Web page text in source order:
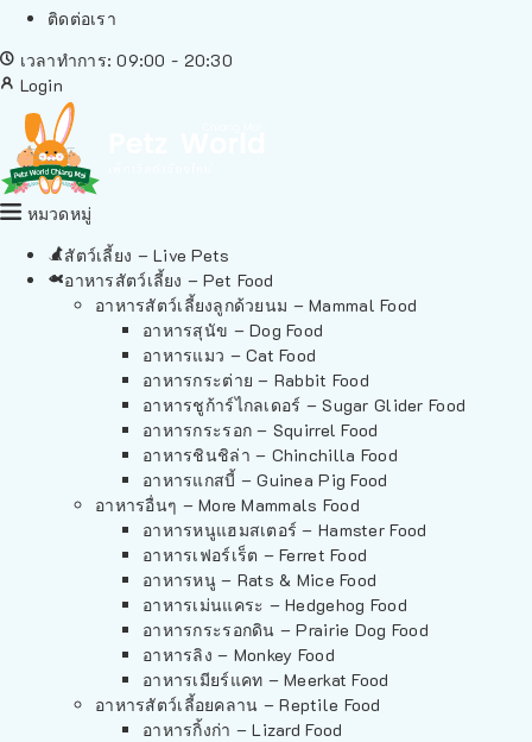
ติดต่อเรา
เวลาทำการ: 09:00 - 20:30
Login
หมวดหมู่
สัตว์เลี้ยง – Live Pets
อาหารสัตว์เลี้ยง – Pet Food
อาหารสัตว์เลี้ยงลูกด้วยนม – Mammal Food
อาหารสุนัข – Dog Food
อาหารแมว – Cat Food
อาหารกระต่าย – Rabbit Food
อาหารชูก้าร์ไกลเดอร์ – Sugar Glider Food
อาหารกระรอก – Squirrel Food
อาหารชินชิล่า – Chinchilla Food
อาหารแกสบี้ – Guinea Pig Food
อาหารอื่นๆ – More Mammals Food
อาหารหนูแฮมสเตอร์ – Hamster Food
อาหารเฟอร์เร็ต – Ferret Food
อาหารหนู – Rats & Mice Food
อาหารเม่นแคระ – Hedgehog Food
อาหารกระรอกดิน – Prairie Dog Food
อาหารลิง – Monkey Food
อาหารเมียร์แคท – Meerkat Food
อาหารสัตว์เลี้อยคลาน – Reptile Food
อาหารกิ้งก่า – Lizard Food